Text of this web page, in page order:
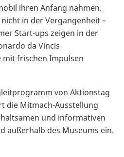
ihren Anfang nahmen.
in der Vergangenheit –
Start-ups zeigen in der
da Vincis
frischen Impulsen
von Aktionstag
die Mitmach-Ausstellung
und informativen
außerhalb des Museums ein.